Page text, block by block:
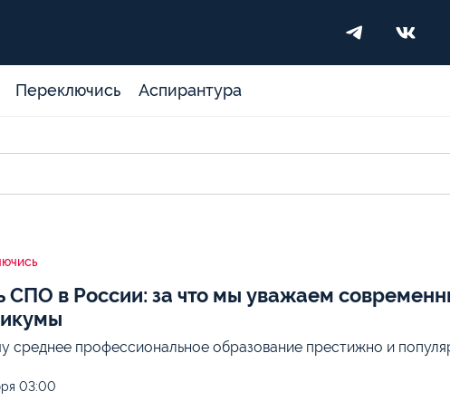
Переключись Аспирантура
СПО в России: за что мы уважаем
среднее профессиональное образование престижно и
03:00